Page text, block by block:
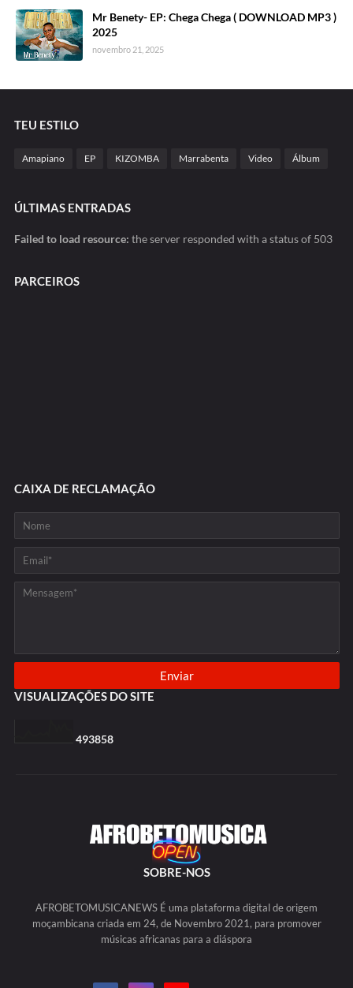
Mr Benety- EP: Chega Chega ( DOWNLOAD MP3 )
2025
novembro 21, 2025
TEU ESTILO
Amapiano EP KIZOMBA Marrabenta Video Álbum
ÚLTIMAS ENTRADAS
Failed to load resource: the server responded with a status of 503
PARCEIROS
CAIXA DE RECLAMAÇÃO
VISUALIZAÇÕES DO SITE
493858
SOBRE-NOS
AFROBETOMUSICANEWS É uma plataforma digital de origem
moçambicana criada em 24, de Novembro 2021, para promover
músicas africanas para a diáspora